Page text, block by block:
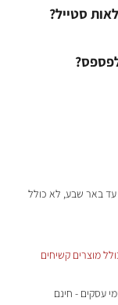
עד באר שבע, לא כולל
מוצרים קשיחים
סטייל?